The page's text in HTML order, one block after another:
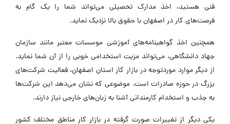
فنی هستید، اخذ مدارک تحصیلی می‌تواند شما را یک گام به
فرصت‌های کار در اصفهان با حقوق بالا نزدیک نماید.
همچنین اخذ گواهینامه‌های آموزشی موسسات معتبر مانند سازمان
جهاد دانشگاهی، می‌تواند مزیت استخدامی خوبی را از آن شما نماید.
از دیگر موارد موردتوجه در بازار کار استان اصفهان، فعالیت شرکت‌های
بزرگ در حوزه صادرات است. موضوعی که نشان می‌دهد این شرکت‌ها
به جذب و استخدام کارمندانی آشنا به زبان‌های خارجی نیاز دارند.
یکی دیگر از تغییرات صورت گرفته در بازار کار مناطق مختلف کشور